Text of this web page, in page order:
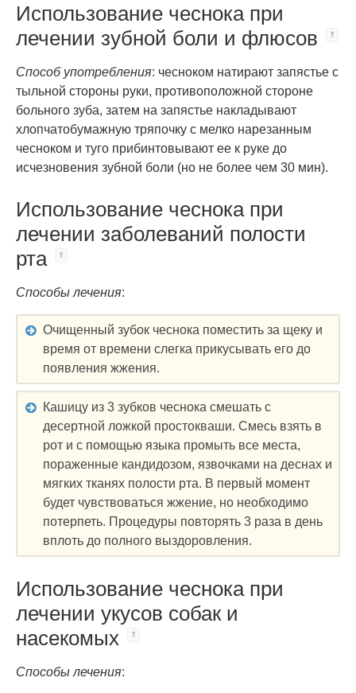
Использование чеснока при
лечении зубной боли и флюсов
Способ употребления: чесноком натирают запястье с
тыльной стороны руки, противоположной стороне
больного зуба, затем на запястье накладывают
хлопчатобумажную тряпочку с мелко нарезанным
чесноком и туго прибинтовывают ее к руке до
исчезновения зубной боли (но не более чем 30 мин).
Использование чеснока при
лечении заболеваний полости
рта
Способы лечения:
Очищенный зубок чеснока поместить за щеку и
время от времени слегка прикусывать его до
появления жжения.
Кашицу из 3 зубков чеснока смешать с
десертной ложкой простокваши. Смесь взять в
рот и с помощью языка промыть все места,
пораженные кандидозом, язвочками на деснах и
мягких тканях полости рта. В первый момент
будет чувствоваться жжение, но необходимо
потерпеть. Процедуры повторять 3 раза в день
вплоть до полного выздоровления.
Использование чеснока при
лечении укусов собак и
насекомых
Способы лечения: